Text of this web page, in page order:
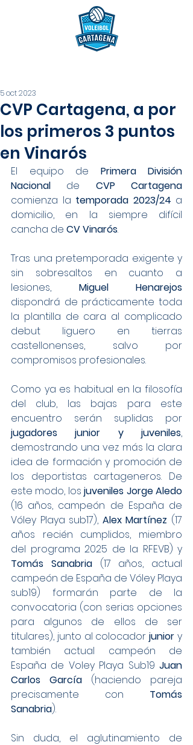
CVP Cartagena, a por
los primeros 3 puntos
en Vinarós
5 oct 2023
El equipo de Primera División
Nacional de CVP Cartagena
comienza la temporada 2023/24 a
domicilio, en la siempre difícil
cancha de CV Vinarós.
Tras una pretemporada exigente y
sin sobresaltos en cuanto a
lesiones, Miguel Henarejos
dispondrá de prácticamente toda
la plantilla de cara al complicado
debut liguero en tierras
castellonenses, salvo por
compromisos profesionales.
Como ya es habitual en la filosofía
del club, las bajas para este
jugadores junior y juveniles,
demostrando una vez más la clara
idea de formación y promoción de
los deportistas cartageneros. De
este modo, los
(16 años, campeón de España de
Vóley Playa sub17), Alex Martínez (17
años recién cumplidos, miembro
Tomás Sanabria (17 años, actual
campeón de España de Vóley Playa
sub19) formarán parte de la
convocatoria (con serias opciones
para algunos de ellos de ser
titulares), junto al colocador junior y
también actual campeón de
España de Voley Playa Sub19 Juan
Carlos García (haciendo pareja
precisamente con Tomás
Sanabria).